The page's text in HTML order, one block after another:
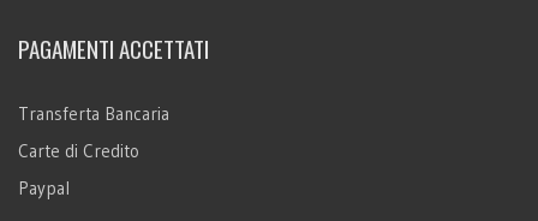
PAGAMENTI ACCETTATI
Transferta Bancaria
Carte di Credito
Paypal